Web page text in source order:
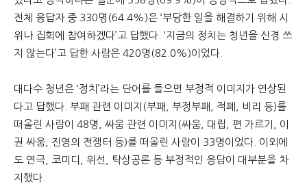
전체 응답자 중 330명(64.4%)은 ‘부당한 일을 해결하기 위해 시
위나 집회에 참여하겠다’고 답했다. ‘지금의 정치는 청년을 신경 쓰
지 않는다’고 답한 사람은 420명(82.0%)이었다.
대다수 청년은 ‘정치’라는 단어를 들으면 부정적 이미지가 연상된
다고 답했다. 부패 관련 이미지(부패, 부정부패, 적폐, 비리 등)를
떠올린 사람이 48명, 싸움 관련 이미지(싸움, 대립, 편 가르기, 이
권 싸움, 진영의 전쟁터 등)를 떠올린 사람이 33명이었다. 이외에
도 연극, 코미디, 위선, 탁상공론 등 부정적인 응답이 대부분을 차
지했다.